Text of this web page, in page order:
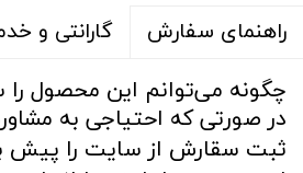
راهنمای سفارش گارانتی و
چگونه می‌توانم این محصول
در صورتی که احتیاجی به
ثبت سقارش از سایت را پیش